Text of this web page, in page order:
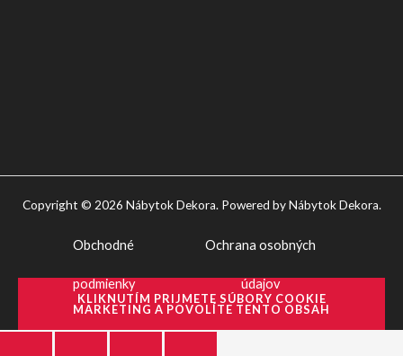
KLIKNUTÍM PRIJMETE SÚBORY COOKIE
MARKETING A POVOLÍTE TENTO OBSAH
Copyright © 2026 Nábytok Dekora. Powered by Nábytok Dekora.
Obchodné
podmienky
Ochrana osobných
údajov